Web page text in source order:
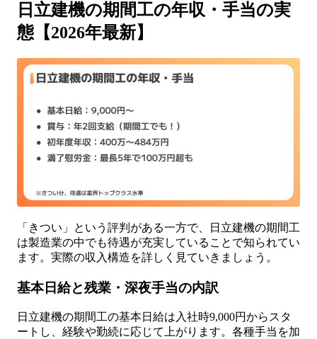
日立建機の期間工の年収・手当の実
態【2026年最新】
「きつい」という評判がある一方で、日立建機の期間工
は製造業の中でも待遇が充実していることで知られてい
ます。実際の収入構造を詳しく見ていきましょう。
基本日給と残業・深夜手当の内訳
日立建機の期間工の基本日給は入社時9,000円からスタ
ートし、経験や勤続に応じて上がります。各種手当を加